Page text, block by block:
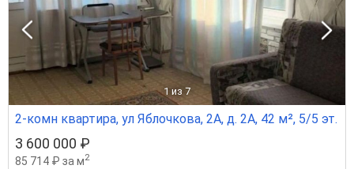
1 из 7
2-комн квартира, ул Яблочкова, 2А, д. 2А, 42 м², 5/5 эт.
3 600 000 ₽
85 714 ₽ за м2